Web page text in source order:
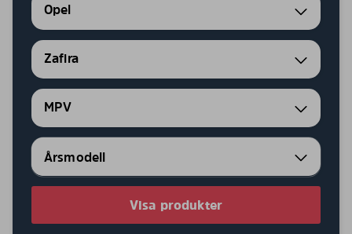
Opel
Zafira
MPV
Visa produkter